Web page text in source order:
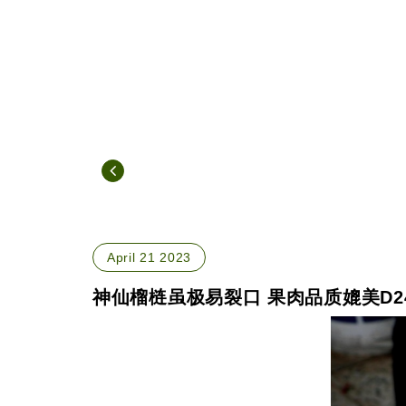
April 21 2023
神仙榴梿虽极易裂口 果肉品质媲美